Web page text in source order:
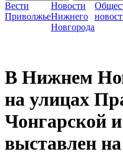
Вести
Приволжье
Новости
Нижнего
Новгорода
В Нижнем
на улицах
Чонгарской
выставлен